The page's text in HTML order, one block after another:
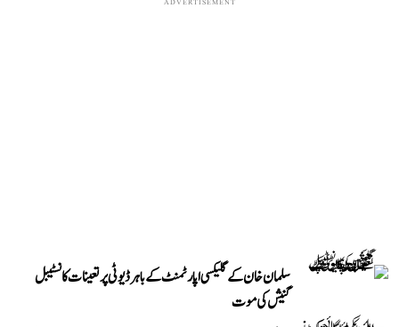
ADVERTISEMENT
سلمان خان کے گلیکسی اپارٹمنٹ کے باہر ڈیوٹی پر تعینات کانسٹیبل
گنیش کی موت